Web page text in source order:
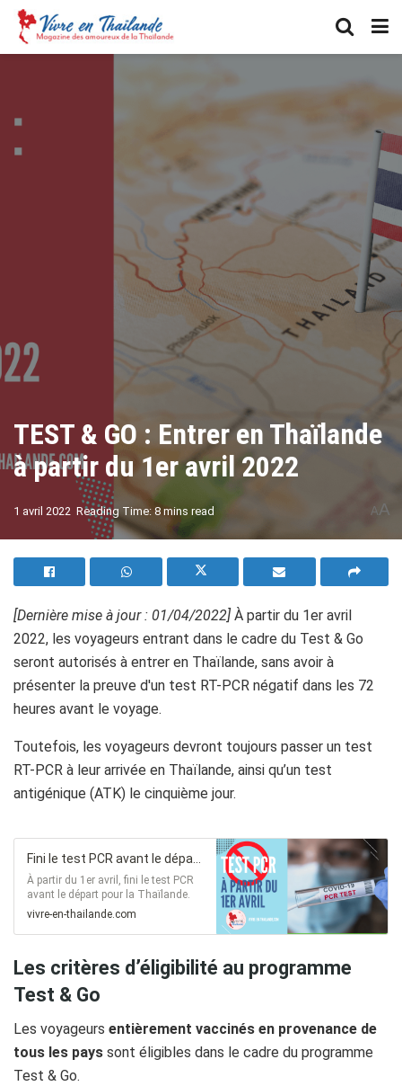
TEST & GO : Entrer en Thaïlande
à partir du 1er avril 2022
1 avril 2022 Reading Time: 8 mins read AA
[Dernière mise à jour : 01/04/2022] À partir du 1er avril
2022, les voyageurs entrant dans le cadre du Test & Go
seront autorisés à entrer en Thaïlande, sans avoir à
présenter la preuve d'un test RT-PCR négatif dans les 72
heures avant le voyage.
Toutefois, les voyageurs devront toujours passer un test
RT-PCR à leur arrivée en Thaïlande, ainsi qu’un test
antigénique (ATK) le cinquième jour.
À partir du 1er avril, fini le test PCR
avant le départ pour la Thaïlande.
Découvrez les nouvelles conditions
vivre-en-thailande.com
Les critères d’éligibilité au programme
Test & Go
Les voyageurs entièrement vaccinés en provenance de
tous les pays sont éligibles dans le cadre du programme
Test & Go.